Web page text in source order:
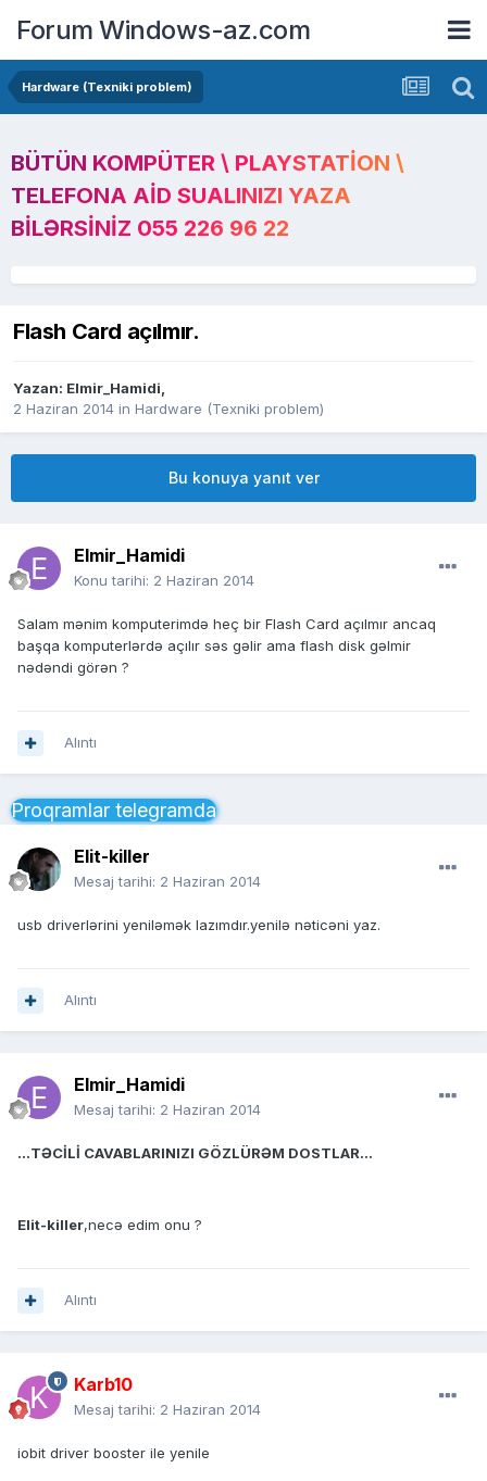
Forum Windows-az.com
Hardware (Texniki problem)
BÜTÜN KOMPÜTER \ PLAYSTATION \
TELEFONA AID SUALINIZI YAZA
BILƏRSINIZ 055 226 96 22
Flash Card açılmır.
Yazan: Elmir_Hamidi,
2 Haziran 2014 in Hardware (Texniki problem)
Bu konuya yanıt ver
Elmir_Hamidi
Konu tarihi: 2 Haziran 2014
Salam mənim komputerimdə heç bir Flash Card açılmır ancaq
başqa komputerlərdə açılır səs gəlir ama flash disk gəlmir
nədəndi görən ?
Alıntı
Proqramlar telegramda
Elit-killer
Mesaj tarihi: 2 Haziran 2014
usb driverlərini yeniləmək lazımdır.yenilə nəticəni yaz.
Alıntı
Elmir_Hamidi
Mesaj tarihi: 2 Haziran 2014
...TƏCİLİ CAVABLARINIZI GÖZLÜRƏM DOSTLAR...
Elit-killer,necə edim onu ?
Alıntı
Karb10
Mesaj tarihi: 2 Haziran 2014
iobit driver booster ile yenile